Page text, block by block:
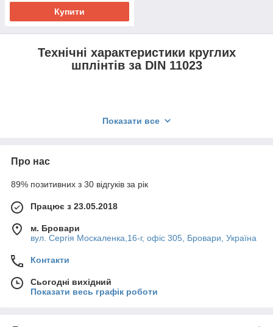
Купити
Технічні характеристики круглих
шплінтів за DIN 11023
мет
жин
а
чеки, c
Показати все
Про нас
89% позитивних з 30 відгуків за рік
Працює з 23.05.2018
м. Бровари
вул. Сергія Москаленка,16-г, офіс 305, Бровари, Україна
Контакти
Сьогодні вихідний
Показати весь графік роботи